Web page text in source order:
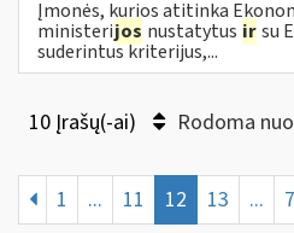
Įmonės, kurios atitinka
ministerijos nustatytus irsu
suderintus kriterijus,...
10 Įrašų(-ai) Rodoma
1 ... 11 12 13 ...